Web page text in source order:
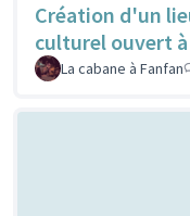
Création d'un
culturel ouvert
La cabane à Fanfan